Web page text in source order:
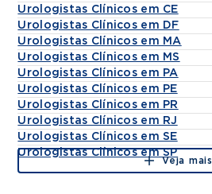
Urologistas Clínicos em CE
Urologistas Clínicos em DF
Urologistas Clínicos em MA
Urologistas Clínicos em MS
Urologistas Clínicos em PA
Urologistas Clínicos em PE
Urologistas Clínicos em PR
Urologistas Clínicos em RJ
Urologistas Clínicos em SE
Urologistas Clínicos em SP
Veja mais